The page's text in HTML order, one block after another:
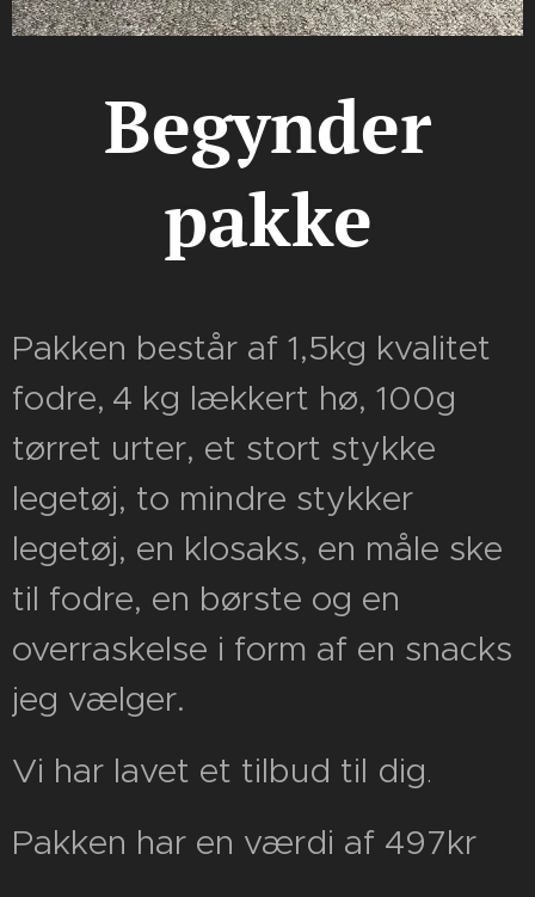
Begynder
pakke
Pakken består af 1,5kg kvalitet
fodre, 4 kg lækkert hø, 100g
tørret urter, et stort stykke
legetøj, to mindre stykker
legetøj, en klosaks, en måle ske
til fodre, en børste og en
overraskelse i form af en snacks
jeg vælger.
Vi har lavet et tilbud til dig.
Pakken har en værdi af 497kr